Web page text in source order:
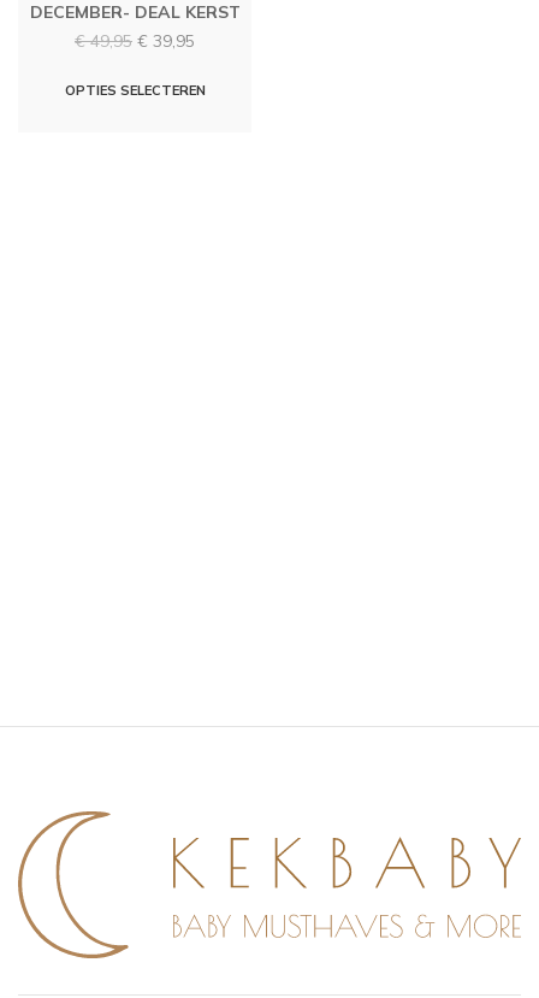
DECEMBER- DEAL KERST
€49,95 Oorspronkelijke
was:
€ 39,95
is:
OPTIES SELECTEREN